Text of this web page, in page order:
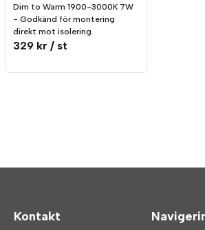
Dim to Warm 1900-3000K 7W
- Godkänd för montering
direkt mot isolering.
329 kr / st
Kontakt